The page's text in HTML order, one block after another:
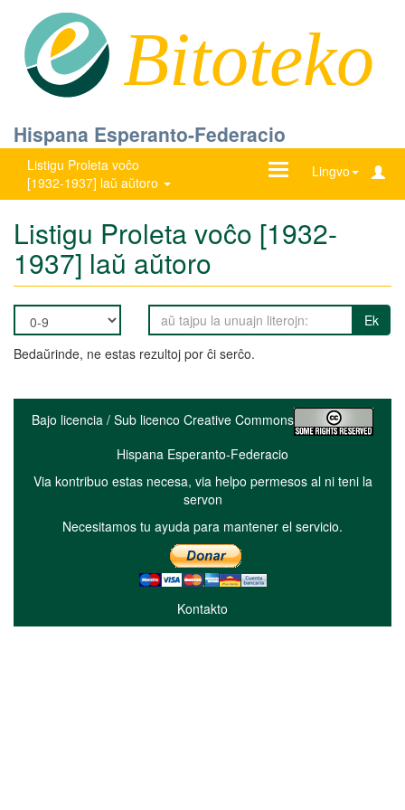
Bitoteko
Hispana Esperanto-Federacio
Listigu Proleta voĉo
[1932-1937] laŭ aŭtoro
Lingvo
Ŝanĝu
Listigu Proleta voĉo [1932-
1937] laŭ aŭtoro
Ek
Bedaŭrinde, ne estas rezultoj por ĉi serĉo.
Bajo licencia / Sub licenco Creative Commons
Hispana Esperanto-Federacio
Via kontribuo estas necesa, via helpo permesos al ni teni la
servon
Necesitamos tu ayuda para mantener el servicio.
Kontakto